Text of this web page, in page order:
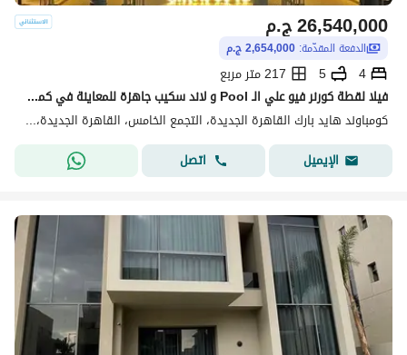
ج.م26,540,000
الدفعة المقدّمة: 2,654,000 ج.م
4
5
217 متر مربع
فيلا لقطة كورنر فيو علي الـ Pool و لاند سكيب جاهزة للمعاينة في كمبوند هايد بارك القاهرة الجديدة علي شارع التسعين الجنوبي قريبة من الجامعة الامريكية
كومباوند هايد بارك القاهرة الجديدة، التجمع الخامس، القاهرة الجديدة، القاهرة
الإيميل
اتصل